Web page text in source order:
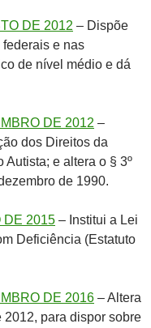
DE 2012 – Dispõe
e nas
de nível médio e dá
DE 2012 –
dos Direitos da
Autista; e altera o § 3º
de 1990.
DE 2015 – Institui a Lei
Deficiência (Estatuto
DE 2016 – Altera
2012, para dispor sobre